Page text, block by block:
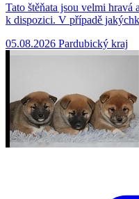
Tato štěňata jsou velmi hravá
k dispozici. V případě
05.08.2026 Pardubický kraj